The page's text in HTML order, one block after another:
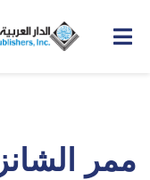
ممر